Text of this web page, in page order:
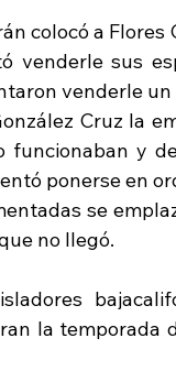
colocó a
venderle sus
venderle
Cruz la
funcionaban y
ponerse en
se
no llegó.
la temporada